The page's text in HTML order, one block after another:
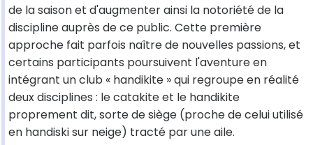
de la saison et d'augmenter ainsi la notoriété de la
discipline auprès de ce public. Cette première
approche fait parfois naître de nouvelles passions, et
certains participants poursuivent l'aventure en
intégrant un club « handikite » qui regroupe en réalité
deux disciplines : le catakite et le handikite
proprement dit, sorte de siège (proche de celui utilisé
en handiski sur neige) tracté par une aile.